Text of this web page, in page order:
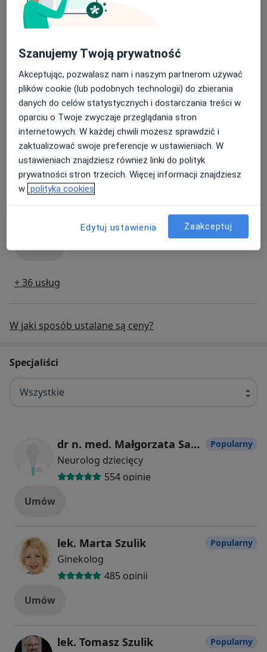
Konsultacja okulistyczna
250 zł
Szczegóły
Umów
Konsultacja ginekologiczna
Od 280 zł
Szczegółykonsultacja ginekologiczna
Umów
konsultacja kardiologiczna
+ 36 usług
W jaki sposób ustalane są ceny?
Specjaliści
Wszystkie
dr n. med. Małgorzata Sadowska
Neurolog dziecięcy
554 opinie
Popularny
Umów
lek. Marta Szulik
Ginekolog
485 opinii
Popularny
Umów
lek. Tomasz Szulik Popularny
Szanujemy Twoją prywatność
Akceptując, pozwalasz nam i naszym partnerom używać
plików cookie (lub podobnych technologii) do zbierania
danych do celów statystycznych i dostarczania treści w
oparciu o Twoje zwyczaje przeglądania stron
internetowych. W każdej chwili możesz sprawdzić i
zaktualizować swoje preferencje w ustawieniach. W
ustawieniach znajdziesz również linki do polityk
prywatności stron trzecich. Więcej informacji znajdziesz
w polityka cookies
Edytuj ustawienia Zaakceptuj